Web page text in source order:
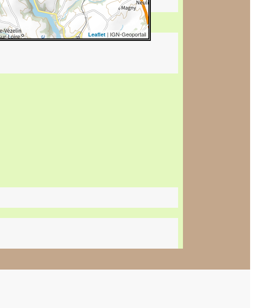
Leaflet | IGN-Geoportail